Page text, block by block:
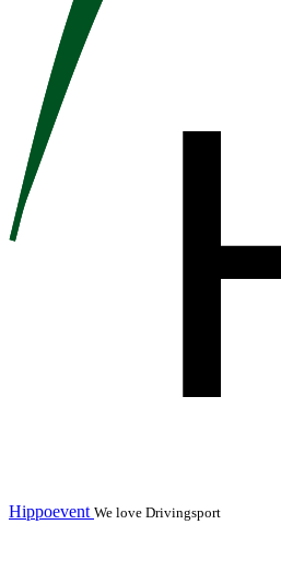
Hippoevent We love Drivingsport